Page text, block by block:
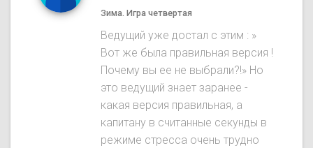
Зима. Игра четвертая
Ведущий уже достал с этим : »
Вот же была правильная версия !
Почему вы ее не выбрали?!» Но
это ведущий знает заранее -
какая версия правильная, а
капитану в считанные секунды в
режиме стресса очень трудно